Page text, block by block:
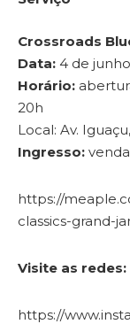
Crossroads
Data: 4 de
Horário:
20h
Local: Av.
Ingresso:
https://
classics-grand-
Visite as redes:
https://